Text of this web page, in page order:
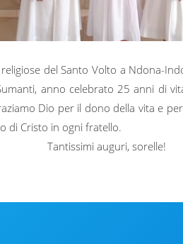
del Santo Volto a Ndona-
anno celebrato 25 anni di
Dio per il dono della vita e
di Cristo in ogni fratello.
Tantissimi auguri, sorelle!